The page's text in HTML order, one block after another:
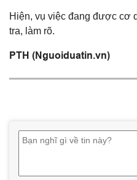
Hiện, vụ việc đang được cơ
tra, làm rõ.
PTH (Nguoiduatin.vn)